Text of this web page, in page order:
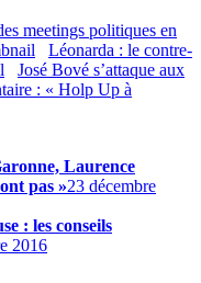
meetings politiques en
Léonarda : le contre-
José Bové s’attaque aux
: « Holp Up à
Laurence
pas »23 décembre
: les conseils
2016